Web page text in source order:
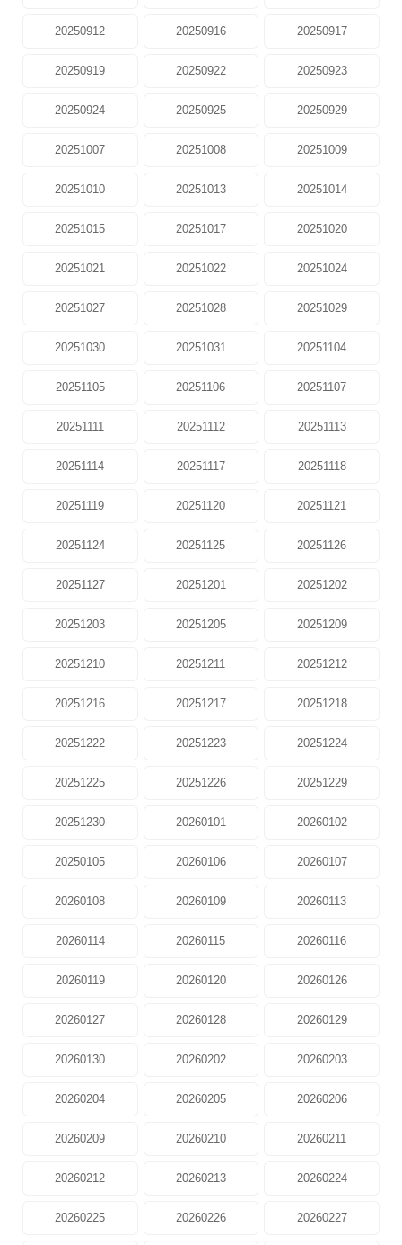
20250912 20250916 20250917
20250919 20250922 20250923
20250924 20250925 20250929
20251007 20251008 20251009
20251010 20251013 20251014
20251015 20251017 20251020
20251021 20251022 20251024
20251027 20251028 20251029
20251030 20251031 20251104
20251105 20251106 20251107
20251111 20251112 20251113
20251114 20251117 20251118
20251119 20251120 20251121
20251124 20251125 20251126
20251127 20251201 20251202
20251203 20251205 20251209
20251210 20251211 20251212
20251216 20251217 20251218
20251222 20251223 20251224
20251225 20251226 20251229
20251230 20260101 20260102
20250105 20260106 20260107
20260108 20260109 20260113
20260114 20260115 20260116
20260119 20260120 20260126
20260127 20260128 20260129
20260130 20260202 20260203
20260204 20260205 20260206
20260209 20260210 20260211
20260212 20260213 20260224
20260225 20260226 20260227